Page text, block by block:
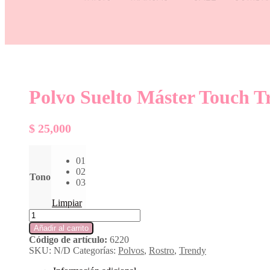
Polvo Suelto Máster Touch
$ 25,000
Tono
01
02
03
Limpiar
Añadir al carrito
Código de artículo: 6220
SKU: N/D Categorías: Polvos, Rostro, Trendy